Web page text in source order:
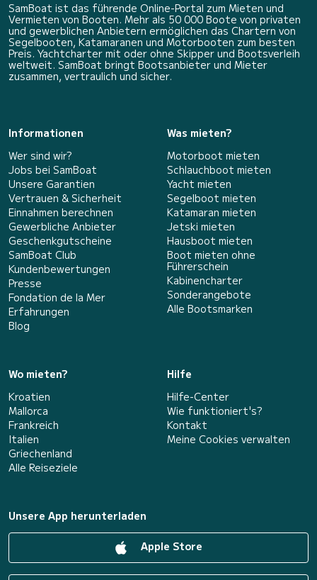
SamBoat ist das führende Online-Portal zum Mieten und
Vermieten von Booten. Mehr als 50 000 Boote von privaten
und gewerblichen Anbietern ermöglichen das Chartern von
Segelbooten, Katamaranen und Motorbooten zum besten
Preis. Yachtcharter mit oder ohne Skipper und Bootsverleih
weltweit. SamBoat bringt Bootsanbieter und Mieter
zusammen, vertraulich und sicher.
Informationen
Wer sind wir?
Jobs bei SamBoat
Unsere Garantien
Vertrauen & Sicherheit
Einnahmen berechnen
Gewerbliche Anbieter
Geschenkgutscheine
SamBoat Club
Kundenbewertungen
Presse
Fondation de la Mer
Erfahrungen
Blog
Was mieten?
Motorboot mieten
Schlauchboot mieten
Yacht mieten
Segelboot mieten
Katamaran mieten
Jetski mieten
Hausboot mieten
Boot mieten ohne
Führerschein
Kabinencharter
Sonderangebote
Alle Bootsmarken
Wo mieten?
Kroatien
Mallorca
Frankreich
Italien
Griechenland
Alle Reiseziele
Hilfe
Hilfe-Center
Wie funktioniert's?
Kontakt
Meine Cookies verwalten
Unsere App herunterladen
Apple Store